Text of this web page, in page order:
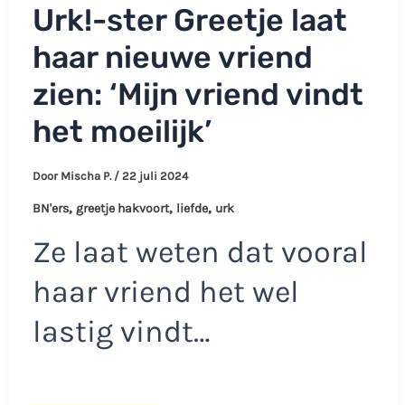
Urk!-ster Greetje laat
haar nieuwe vriend
zien: ‘Mijn vriend vindt
het moeilijk’
Door Mischa P. / 22 juli 2024
BN'ers, greetje hakvoort, liefde, urk
Ze laat weten dat vooral
haar vriend het wel
lastig vindt…